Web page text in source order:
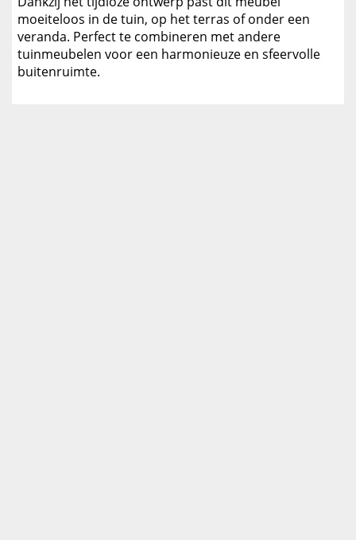
moeiteloos in de tuin, op het terras of onder een
veranda. Perfect te combineren met andere
tuinmeubelen voor een harmonieuze en sfeervolle
buitenruimte.